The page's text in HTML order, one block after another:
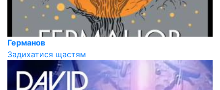
Германов
Задихатися щастям